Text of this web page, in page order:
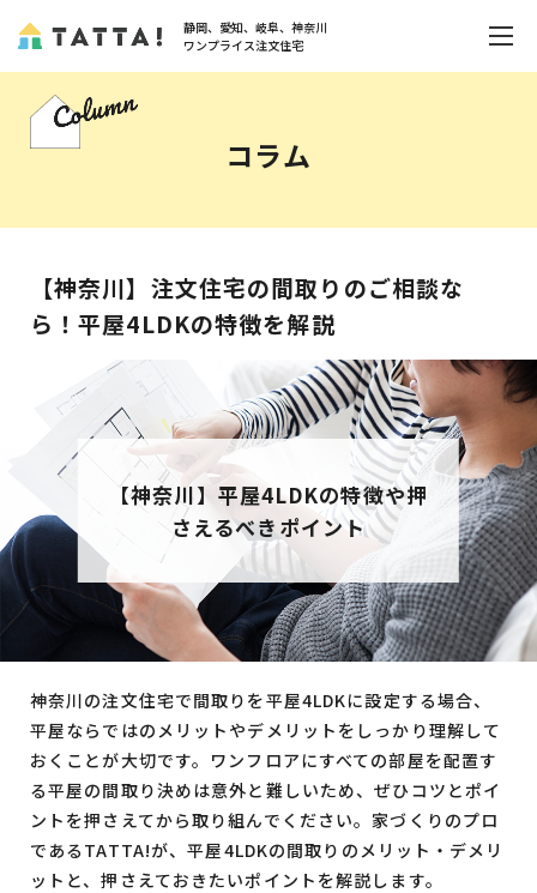
静岡、愛知、岐阜、神奈川
ワンプライス注文住宅
コラム
【神奈川】注文住宅の間取りのご相談な
ら！平屋4LDKの特徴を解説
【神奈川】平屋4LDKの特徴や押
さえるべきポイント
神奈川の注文住宅で間取りを平屋4LDKに設定する場合、
平屋ならではのメリットやデメリットをしっかり理解して
おくことが大切です。ワンフロアにすべての部屋を配置す
る平屋の間取り決めは意外と難しいため、ぜひコツとポイ
ントを押さえてから取り組んでください。家づくりのプロ
であるTATTA!が、平屋4LDKの間取りのメリット・デメリ
ットと、押さえておきたいポイントを解説します。